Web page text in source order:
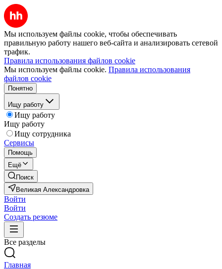
Мы используем файлы cookie, чтобы обеспечивать
правильную работу нашего веб-сайта и анализировать сетевой
трафик.
Правила использования файлов cookie
Мы используем файлы cookie. Правила использования
файлов cookie
Понятно
Ищу работу
Ищу работу
Ищу работу
Ищу сотрудника
Сервисы
Помощь
Ещё
Поиск
Великая Александровка
Войти
Войти
Создать резюме
Все разделы
Главная